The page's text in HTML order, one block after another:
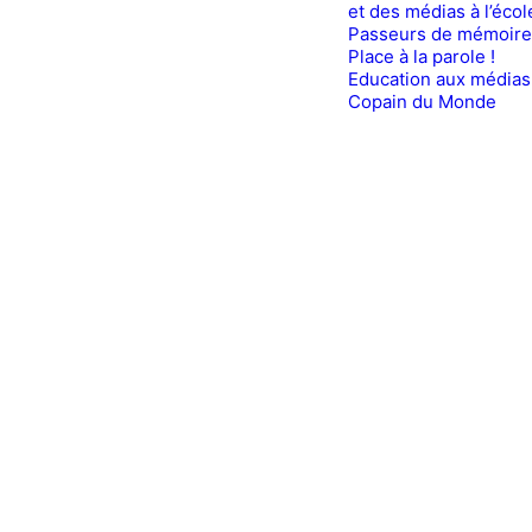
et des médias à
Passeurs de mémoire
Place à la parole !
Education aux médias
Copain du Monde